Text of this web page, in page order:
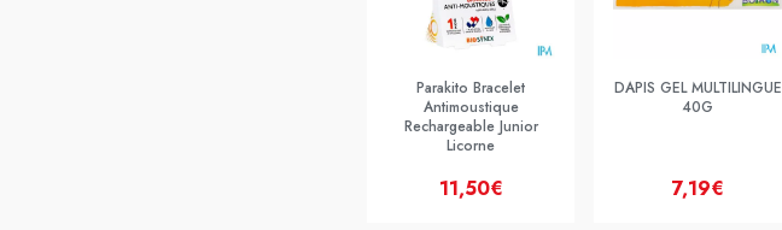
Parakito Bracelet
Antimoustique
Rechargeable Junior
Licorne
11,50€
DAPIS GEL MULTILINGUE
40G
7,19€